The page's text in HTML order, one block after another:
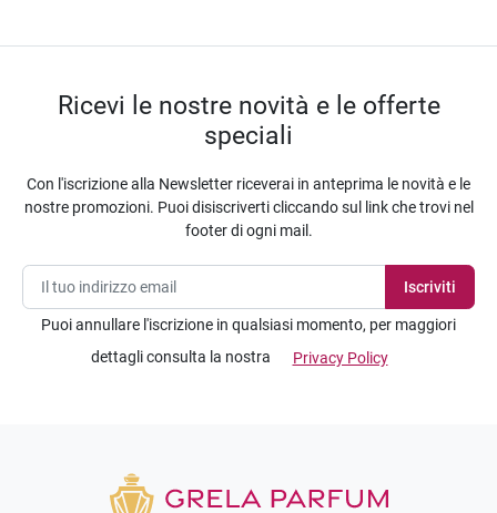
Ricevi le nostre novità e le offerte
speciali
Con l'iscrizione alla Newsletter riceverai in anteprima le novità e le
nostre promozioni. Puoi disiscriverti cliccando sul link che trovi nel
footer di ogni mail.
Puoi annullare l'iscrizione in qualsiasi momento, per maggiori
dettagli consulta la nostra
Privacy Policy